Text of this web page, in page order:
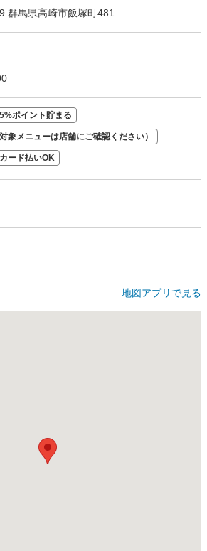
群馬県高崎市飯塚町481
ポイント貯まる
象メニューは店舗にご確認ください）
ード払いOK
地図アプリで見る